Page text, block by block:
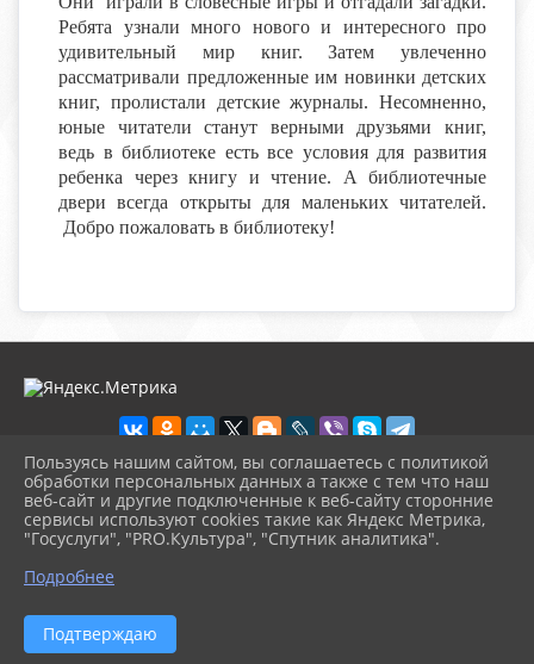
Ребята узнали много нового и интересного про
удивительный мир книг. Затем увлеченно
рассматривали предложенные им новинки детских
книг, пролистали детские журналы. Несомненно,
юные читатели станут верными друзьями книг,
ведь в библиотеке есть все условия для развития
ребенка через книгу и чтение. А библиотечные
двери всегда открыты для маленьких читателей.
Добро пожаловать в библиотеку!
2026 г. novosb.sherbok.ru
Вход
Карта сайта
Политика обработки персональных данных
Сделано на KubCMS
Разработка и поддержка
Пользуясь нашим сайтом, вы соглашаетесь с политикой
обработки персональных данных а также с тем что наш
веб-сайт и другие подключенные к веб-сайту сторонние
сервисы используют cookies такие как Яндекс Метрика,
"Госуслуги", "PRO.Культура", "Спутник аналитика".
Подробнее
Подтверждаю